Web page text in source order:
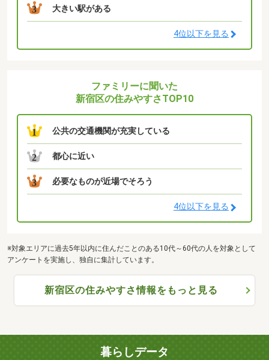
3 大きい駅がある
4位以下を見る
ファミリーに聞いた
新宿区の住みやすさTOP10
1 公共の交通機関が充実している
2 都心に近い
3 必要なものが近場でそろう
4位以下を見る
※対象エリアに過去5年以内に住んだことのある10代～60代の人を対象として
アンケートを実施し、独自に集計しています。
新宿区の住みやすさ情報をもっと見る
暮らしデータ